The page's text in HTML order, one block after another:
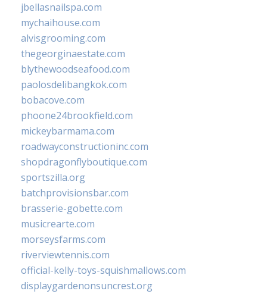
jbellasnailspa.com
mychaihouse.com
alvisgrooming.com
thegeorginaestate.com
blythewoodseafood.com
paolosdelibangkok.com
bobacove.com
phoone24brookfield.com
mickeybarmama.com
roadwayconstructioninc.com
shopdragonflyboutique.com
sportszilla.org
batchprovisionsbar.com
brasserie-gobette.com
musicrearte.com
morseysfarms.com
riverviewtennis.com
official-kelly-toys-squishmallows.com
displaygardenonsuncrest.org